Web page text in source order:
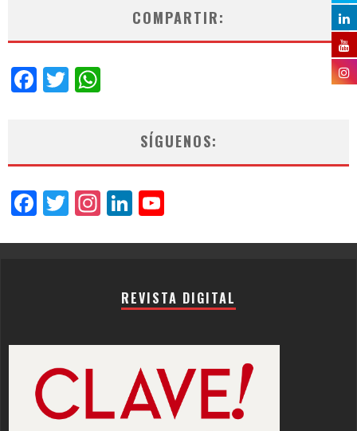
COMPARTIR:
Facebook
Twitter
SÍGUENOS:
Facebook
Twitter
Instagram
LinkedIn
REVISTA DIGITAL